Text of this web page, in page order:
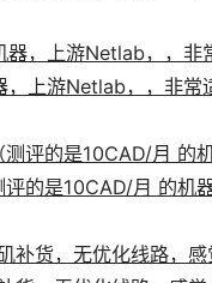
上游Netlab，，非常
评的是10CAD/月 的